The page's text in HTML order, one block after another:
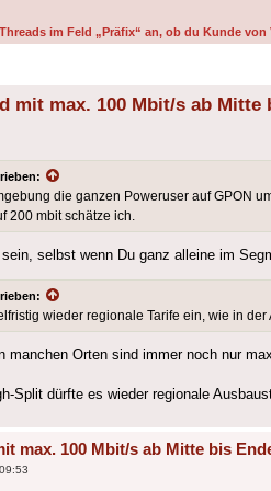
im Feld „Präfix“ an, ob du Kunde
mit max. 100 Mbit/s ab Mitte
die ganzen Poweruser auf GPON
200 mbit schätze ich.
selbst wenn Du ganz alleine im
wieder regionale Tarife ein, wie in
manchen Orten sind immer noch nur
Split dürfte es wieder regionale
max. 100 Mbit/s ab Mitte bis